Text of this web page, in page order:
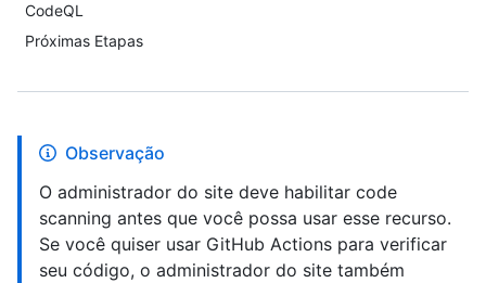
CodeQL
Próximas Etapas
Observação
O administrador do site deve habilitar code
scanning antes que você possa usar esse recurso.
Se você quiser usar GitHub Actions para verificar
seu código, o administrador do site também